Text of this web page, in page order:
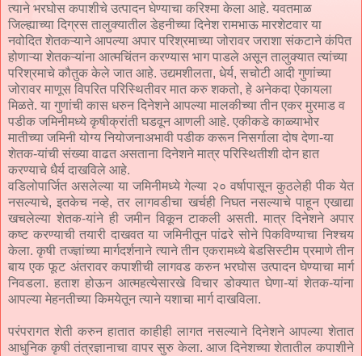
त्याने भरघोस कपाशीचे उत्पादन घेण्याचा करिश्मा केला आहे. यवतमाळ
जिल्ह्याच्या दिग्रस तालुक्यातील डेहनीच्या दिनेश रामभाऊ मारशेटवार या
नवोदित शेतकऱ्याने आपल्या अपार परिश्रमाच्या जोरावर जराशा संकटाने कंपित
होणाऱ्या शेतकऱ्यांना आत्मचिंतन करण्यास भाग पाडले असून तालुक्यात त्यांच्या
परिश्रमाचे कौतुक केले जात आहे. उद्यमशीलता, धेर्य, सचोटी आदी गुणांच्या
जोरावर माणूस विपरित परिस्थितीवर मात करु शकतो, हे अनेकदा ऐकायला
मिळते. या गुणांची कास धरुन दिनेशने आपल्या मालकीच्या तीन एकर मुरमाड व
पडीक जमिनीमध्ये कृषीक्रांती घडवून आणली आहे. एकीकडे काळ्याभोर
मातीच्या जमिनी योग्य नियोजनाअभावी पडीक करून निसर्गाला दोष देणा-या
शेतक-यांची संख्या वाढत असताना दिनेशने मात्र परिस्थितीशी दोन हात
करण्याचे धैर्य दाखविले आहे.
वडिलोपार्जित असलेल्या या जमिनीमध्ये गेल्या २० वर्षापासून कुठलेही पीक येत
नसल्याचे, इतकेच नव्हे, तर लागवडीचा खर्चही निघत नसल्याचे पाहून एखाद्या
खचलेल्या शेतक-यांने ही जमीन विकून टाकली असती. मात्र दिनेशने अपार
कष्ट करण्याची तयारी दाखवत या जमिनीतून पांढरे सोने पिकविण्याचा निश्चय
केला. कृषी तज्ज्ञांच्या मार्गदर्शनाने त्याने तीन एकरामध्ये बेडसिस्टीम प्रमाणे तीन
बाय एक फूट अंतरावर कपाशीची लागवड करुन भरघोस उत्पादन घेण्याचा मार्ग
निवडला. हताश होऊन आत्महत्येसारखे विचार डोक्यात घेणा-यां शेतक-यांना
आपल्या मेहनतीच्या किमयेतून त्याने यशाचा मार्ग दाखविला.
परंपरागत शेती करुन हातात काहीही लागत नसल्याने दिनेशने आपल्या शेतात
आधुनिक कृषी तंत्रज्ञानाचा वापर सुरु केला. आज दिनेशच्या शेतातील कपाशीने